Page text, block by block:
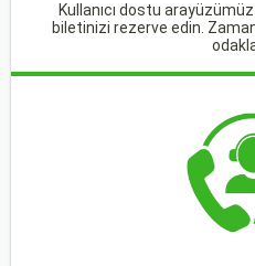
Kullanıcı dostu
biletinizi rezerve edin.